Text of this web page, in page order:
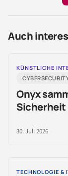
Auch
KÜNSTLICHE
Onyx
30. Juli 2026
TECHNOLOGIE &